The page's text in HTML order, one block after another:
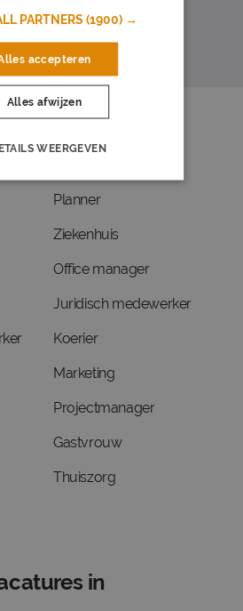
Planner
Ziekenhuis
Office manager
Juridisch medewerker
Koerier
Marketing
Projectmanager
Gastvrouw
Thuiszorg
in
PARTNERS(1900) →
accepteren
Alles afwijzen
WEERGEVEN